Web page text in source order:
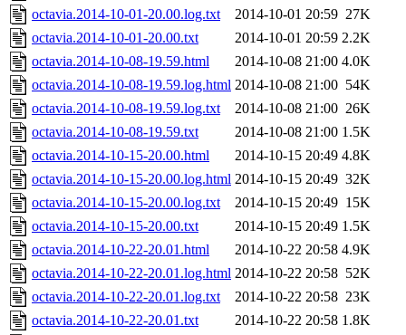
octavia.2014-10-01-20.00.log.txt
2014-10-01 20:59 27K
octavia.2014-10-01-20.00.txt
2014-10-01 20:59 2.2K
octavia.2014-10-08-19.59.html
2014-10-08 21:00 4.0K
octavia.2014-10-08-19.59.log.html 2014-10-08 21:00 54K
octavia.2014-10-08-19.59.log.txt
2014-10-08 21:00 26K
octavia.2014-10-08-19.59.txt
2014-10-08 21:00 1.5K
octavia.2014-10-15-20.00.html
2014-10-15 20:49 4.8K
octavia.2014-10-15-20.00.log.html 2014-10-15 20:49 32K
octavia.2014-10-15-20.00.log.txt
2014-10-15 20:49 15K
octavia.2014-10-15-20.00.txt
2014-10-15 20:49 1.5K
octavia.2014-10-22-20.01.html
2014-10-22 20:58 4.9K
octavia.2014-10-22-20.01.log.html 2014-10-22 20:58 52K
octavia.2014-10-22-20.01.log.txt
2014-10-22 20:58 23K
octavia.2014-10-22-20.01.txt
2014-10-22 20:58 1.8K